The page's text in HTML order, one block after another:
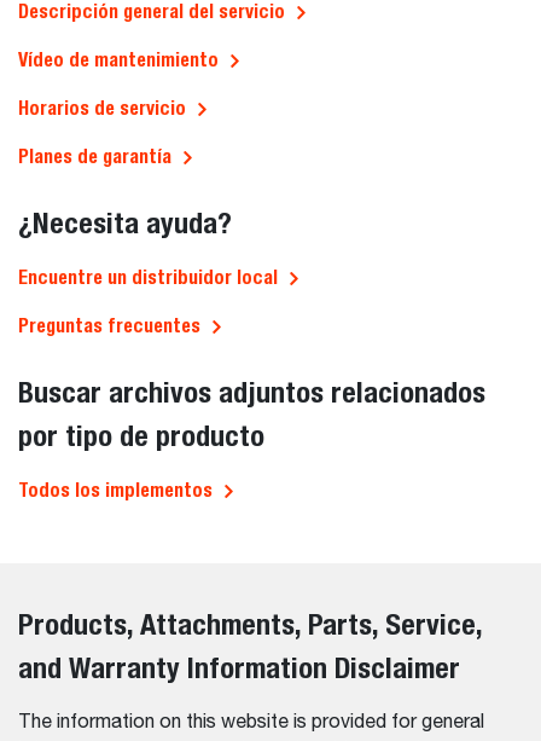
Descripción general del servicio
Vídeo de mantenimiento
Horarios de servicio
Planes de garantía
¿Necesita ayuda?
Encuentre un distribuidor local
Preguntas frecuentes
Buscar archivos adjuntos relacionados
por tipo de producto
Todos los implementos
Products, Attachments, Parts, Service,
and Warranty Information Disclaimer
The information on this website is provided for general